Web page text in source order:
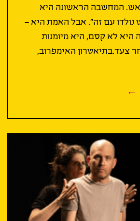
המחשבה הראשונה היא
נולדו עם זה”. אבל האמת היא –
היא לא קסם, היא מיומנות
צעד.בתיאטרון האימפרוב,